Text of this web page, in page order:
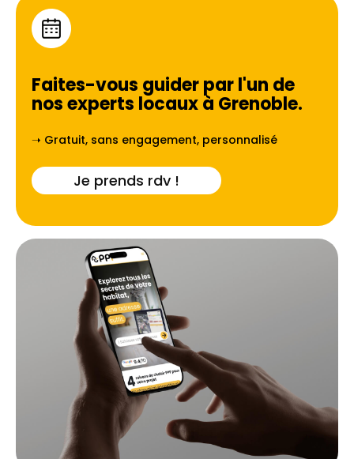
Faites-vous guider par l'un de
nos experts locaux à Grenoble.
➝ Gratuit, sans engagement, personnalisé
Je prends rdv !